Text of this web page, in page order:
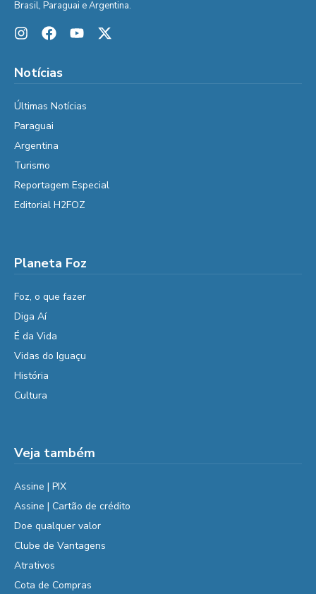
Brasil, Paraguai e Argentina.
Notícias
Últimas Notícias
Paraguai
Argentina
Turismo
Reportagem Especial
Editorial H2FOZ
Planeta Foz
Foz, o que fazer
Diga Aí
É da Vida
Vidas do Iguaçu
História
Cultura
Veja também
Assine | PIX
Assine | Cartão de crédito
Doe qualquer valor
Clube de Vantagens
Atrativos
Cota de Compras